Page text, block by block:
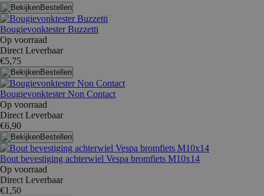
Bestellen
Bougievonktester Buzzetti
Op voorraad
Direct Leverbaar
€5,75
Bestellen
Bougievonktester Non Contact
Op voorraad
Direct Leverbaar
€6,90
Bestellen
Bout bevestiging achterwiel Vespa bromfiets M10x14
Op voorraad
Direct Leverbaar
€1,50